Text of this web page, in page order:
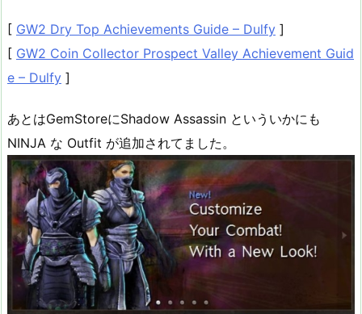
[ GW2 Dry Top Achievements Guide – Dulfy ]
[ GW2 Coin Collector Prospect Valley Achievement Guid
e – Dulfy ]
あとはGemStoreにShadow Assassin といういかにも
NINJA な Outfit が追加されてました。